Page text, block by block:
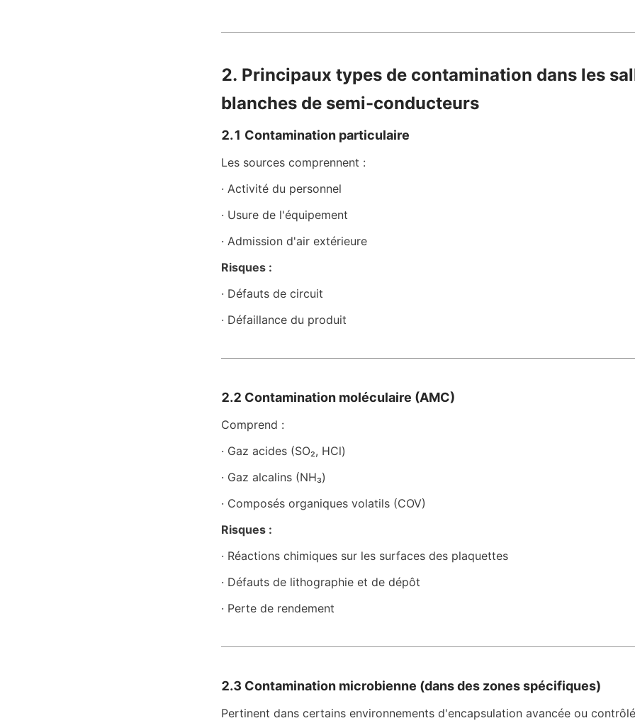
2. Principaux types de contamination dans les
blanches de semi-conducteurs
2.1 Contamination particulaire
Les sources comprennent :
· Activité du personnel
· Usure de l'équipement
· Admission d'air extérieure
Risques :
· Défauts de circuit
· Défaillance du produit
2.2 Contamination moléculaire (AMC)
Comprend :
· Gaz acides (SO₂, HCl)
· Gaz alcalins (NH₃)
· Composés organiques volatils (COV)
Risques :
· Réactions chimiques sur les surfaces des plaquettes
· Défauts de lithographie et de dépôt
· Perte de rendement
2.3 Contamination microbienne (dans des zones spécifiques)
Pertinent dans certains environnements d'encapsulation avancée ou